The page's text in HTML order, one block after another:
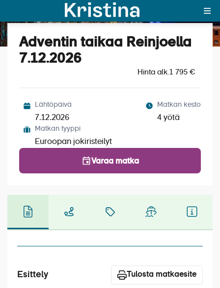
MAJAKKA-portaali
Yksin matkalle?
Hyvä tietää
Katso kuvat (6)
Adventin taikaa Reinjoella
7.12.2026
Hinta alk.1 795 €
Lähtöpäivä
7.12.2026
Matkan kesto
4 yötä
Matkan tyyppi
Euroopan jokiristeilyt
Varaa matka
Esittely Tulosta matkaesite